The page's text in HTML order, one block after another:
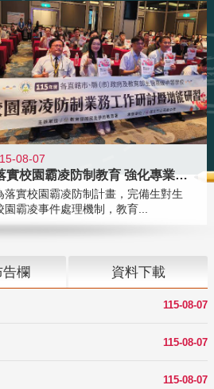
08-07
落實校園霸凌防制教育 強化專業知能
落實校園霸凌防制計畫，完備生對生
園霸凌事件處理機制，教育...
欄 資料下載
115-08-07
115-08-07
115-08-07